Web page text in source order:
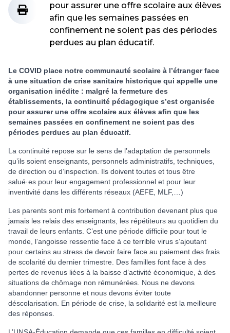
pour assurer une offre scolaire aux élèves
afin que les semaines passées en
confinement ne soient pas des périodes
perdues au plan éducatif.
Le COVID place notre communauté scolaire à l’étranger face
à une situation de crise sanitaire historique qui appelle une
organisation inédite : malgré la fermeture des
établissements, la continuité pédagogique s’est organisée
pour assurer une offre scolaire aux élèves afin que les
semaines passées en confinement ne soient pas des
périodes perdues au plan éducatif.
La continuité repose sur le sens de l’adaptation de personnels
qu’ils soient enseignants, personnels administratifs, techniques,
de direction ou d’inspection. Ils doivent toutes et tous être
salué·es pour leur engagement professionnel et pour leur
inventivité dans les différents réseaux (AEFE, MLF,…)
Les parents sont mis fortement à contribution devenant plus que
jamais les relais des enseignants, les répétiteurs au quotidien du
travail de leurs enfants. C’est une période difficile pour tout le
monde, l’angoisse ressentie face à ce terrible virus s’ajoutant
pour certains au stress de devoir faire face au paiement des frais
de scolarité du dernier trimestre. Des familles font face à des
pertes de revenus liées à la baisse d’activité économique, à des
situations de chômage non rémunérées. Nous ne devons
abandonner personne et nous devons éviter toute
déscolarisation. En période de crise, la solidarité est la meilleure
des réponses.